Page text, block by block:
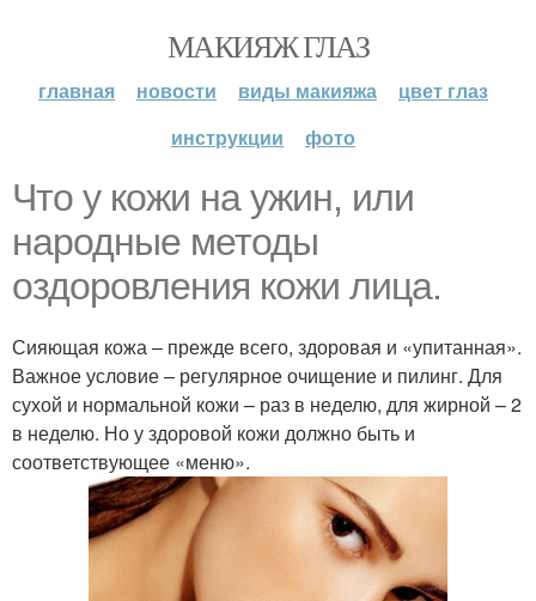
МАКИЯЖ ГЛАЗ
главная новости виды макияжа
цвет глаз
инструкции
фото
Что у кожи на ужин, или
народные методы
оздоровления кожи лица.
Сияющая кожа – прежде всего, здоровая и «упитанная».
Важное условие – регулярное очищение и пилинг. Для
сухой и нормальной кожи – раз в неделю, для жирной – 2
в неделю. Но у здоровой кожи должно быть и
соответствующее «меню».